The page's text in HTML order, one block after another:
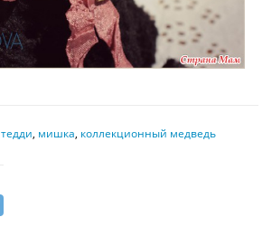
тедди, мишка, коллекционный медведь